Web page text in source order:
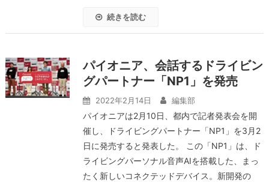
続きを読む
パイオニア、会話するドライビン
グパートナー「NP1」を発売
2022年2月14日 編集部
パイオニアは2月10日、都内で記者発表会を開
催し、ドライビングパートナー「NP1」を3月2
日に発売すると発表した。 この「NP1」は、ド
ライビングパーソナル音声AIを搭載した、まっ
たく新しいコネクテッドデバイス。新開発の